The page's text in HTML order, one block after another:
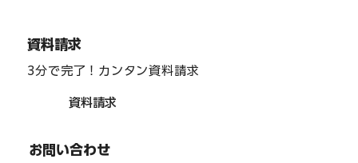
資料請求
3分で完了！カンタン資料請求
資料請求
お問い合わせ